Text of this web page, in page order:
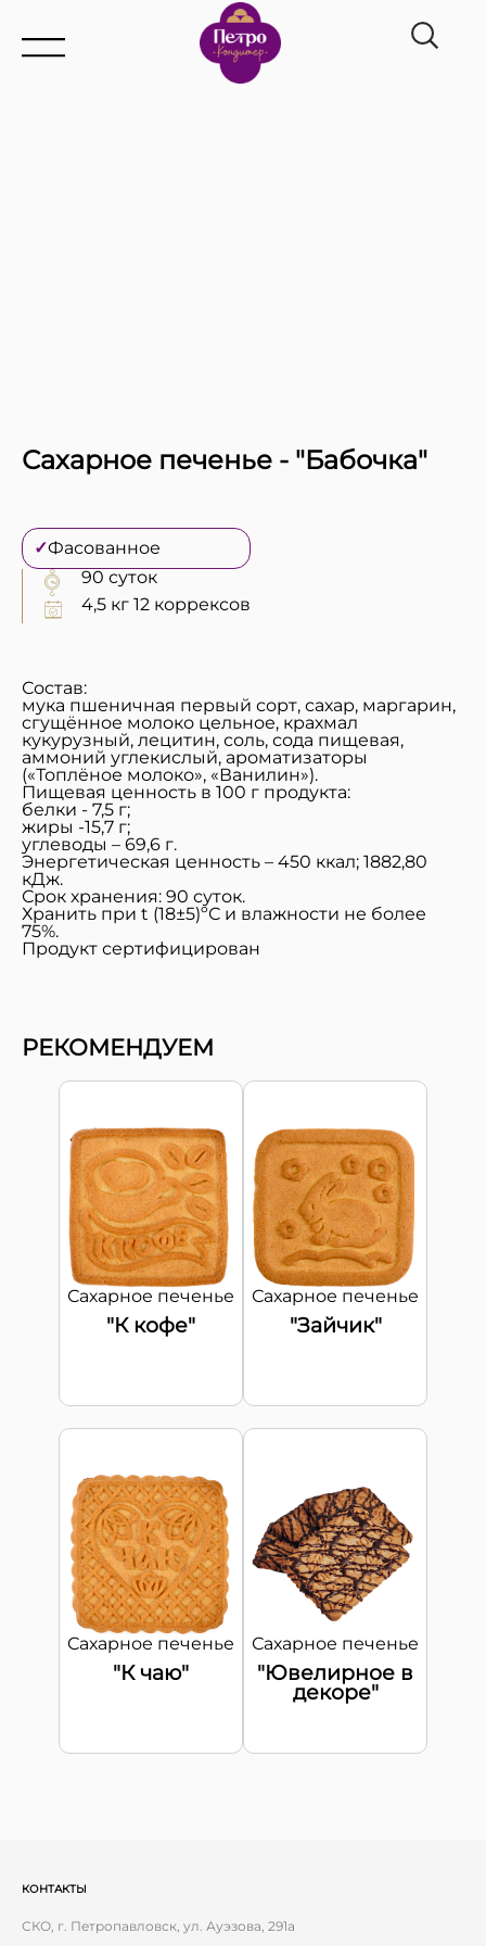
→Сахарное печенье
Сахарное печенье - "Бабочка"
✓Фасованное
90 суток
4,5 кг 12 коррексов
Состав:
мука пшеничная первый сорт, сахар, маргарин,
сгущённое молоко цельное, крахмал
кукурузный, лецитин, соль, сода пищевая,
аммоний углекислый, ароматизаторы
(«Топлёное молоко», «Ванилин»).
Пищевая ценность в 100 г продукта:
белки - 7,5 г;
жиры -15,7 г;
углеводы – 69,6 г.
Энергетическая ценность – 450 ккал; 1882,80
кДж.
Срок хранения: 90 суток.
Хранить при t (18±5)ºС и влажности не более
75%.
Продукт сертифицирован
РЕКОМЕНДУЕМ
Сахарное печенье
"К кофе"
Сахарное печенье
"Зайчик"
Сахарное печенье
"К чаю"
Сахарное печенье
"Ювелирное в
декоре"
КОНТАКТЫ
СКО, г. Петропавловск, ул. Ауэзова, 291а